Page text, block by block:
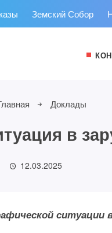
Земский Собор
Доклады
в
12.03.2025
ситуации